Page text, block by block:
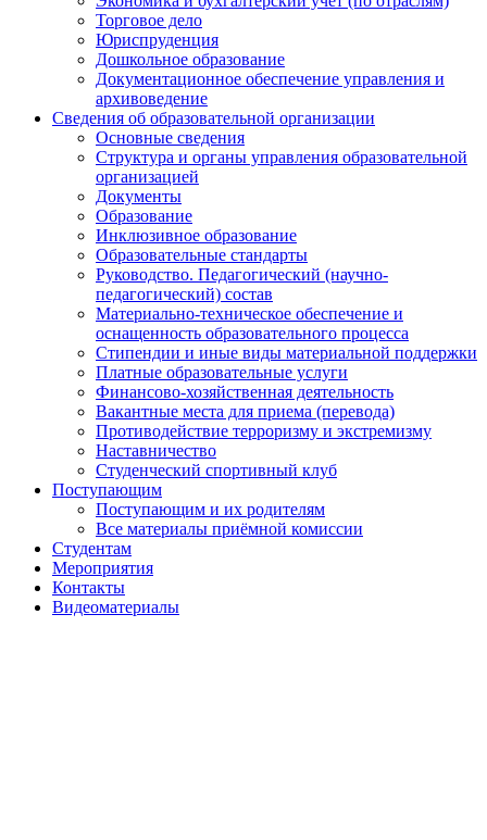
Торговое дело
Юриспруденция
Дошкольное образование
Документационное обеспечение управления и
архивоведение
Сведения об образовательной организации
Основные сведения
Структура и органы управления образовательной
организацией
Документы
Образование
Инклюзивное образование
Образовательные стандарты
Руководство. Педагогический (научно-
педагогический) состав
Материально-техническое обеспечение и
оснащенность образовательного процесса
Стипендии и иные виды материальной поддержки
Платные образовательные услуги
Финансово-хозяйственная деятельность
Вакантные места для приема (перевода)
Противодействие терроризму и экстремизму
Наставничество
Студенческий спортивный клуб
Поступающим
Поступающим и их родителям
Все материалы приёмной комиссии
Студентам
Мероприятия
Контакты
Видеоматериалы